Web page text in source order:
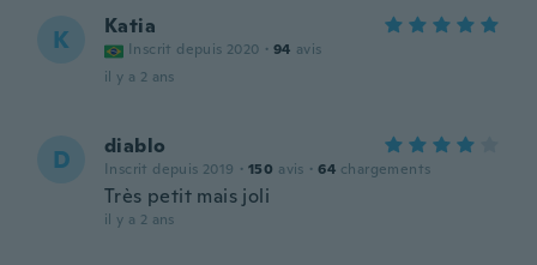
K Katia
Inscrit depuis 2020 · 94 avis
il y a 2 ans
D diablo
Inscrit depuis 2019 · 150 avis · 64 chargements
Très petit mais joli
il y a 2 ans